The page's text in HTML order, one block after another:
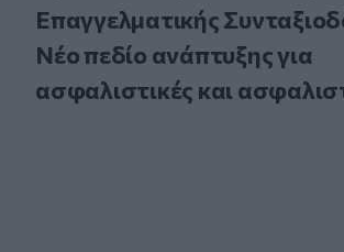
Επαγγελματικής
Νέο πεδίο ανάπτυξης για
ασφαλιστικές και